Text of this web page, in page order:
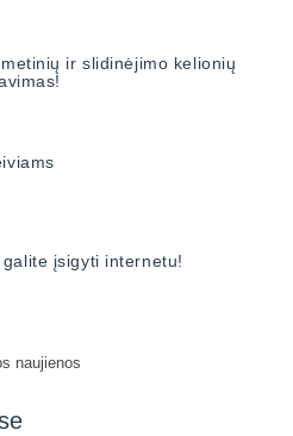
ir slidinėjimo kelionių
įsigyti internetu!
naujienos